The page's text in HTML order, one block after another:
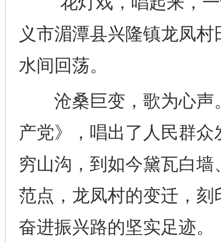
义市湄潭县兴隆镇龙凤
水间回荡。
沧桑巨变，歌为心声
产党》，唱出了人民群
穷山沟，到如今黛瓦白
范点，龙凤村的变迁，
奋进振兴路的坚实足迹。